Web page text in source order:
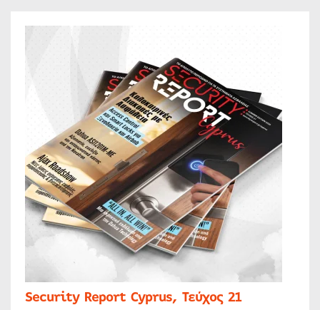
Security Report Cyprus, Τεύχος 21